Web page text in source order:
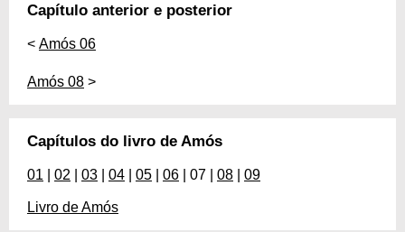
Capítulo anterior e posterior
< Amós 06
Amós 08 >
Capítulos do livro de Amós
01 02 03 04 05 06 | 07 | 08 09
Livro de Amós